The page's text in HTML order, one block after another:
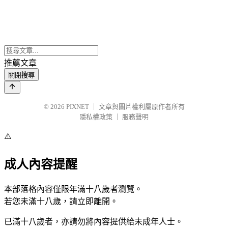
推薦文章
關閉搜尋
© 2026 PIXNET
文章與圖片權利屬原作者所有
隱私權政策
服務聲明
⚠️
成人內容提醒
本部落格內容僅限年滿十八歲者瀏覽。
若您未滿十八歲，請立即離開。
已滿十八歲者，亦請勿將內容提供給未成年人士。